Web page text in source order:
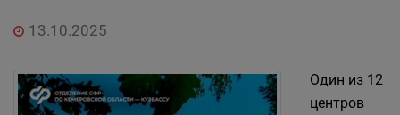
13.10.2025
Один из 12
центров